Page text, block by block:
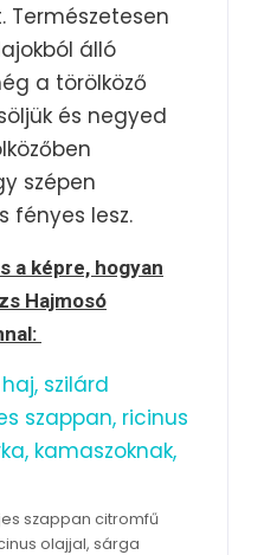
Természetesen
álló
a törölköző
és negyed
szépen
fényes lesz.
a képre, hogyan
Hajmosó
szappan citromfű
olajjal, sárga